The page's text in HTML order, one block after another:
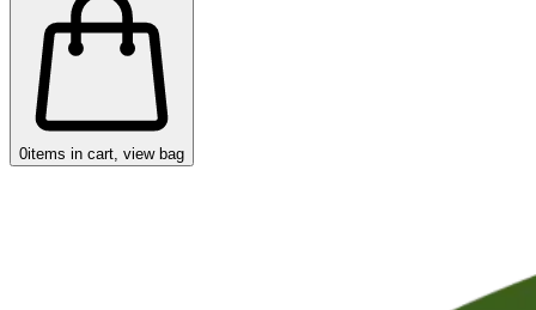
0items in cart, view bag